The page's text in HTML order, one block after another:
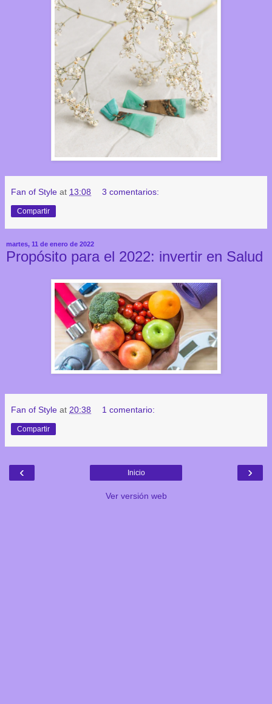
Fan of Style at 13:08 3 comentarios:
Compartir
martes, 11 de enero de 2022
Propósito para el 2022: invertir en Salud
Fan of Style at 20:38 1 comentario:
Compartir
‹ ›
Inicio
Ver versión web